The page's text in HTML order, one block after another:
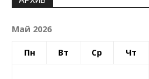
Май 2026
Пн Вт Ср Чт